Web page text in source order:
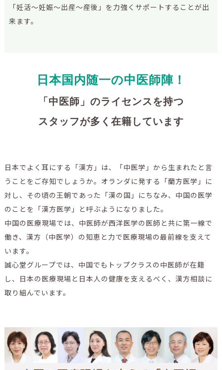
「妊活～妊娠～出産～産後」を力強くサポートすることが出
来ます。
日本国内随一の中医師陣！
「中医師」のライセンスを持つ
スタッフが多く在籍しています
日本でよく耳にする「漢方」は、「中医学」から生まれたと言
うことをご存知でしょうか。オランダに発する「蘭方医学」に
対し、その頃の王朝であった「漢の国」にちなみ、中国の医学
のことを「漢方医学」と呼ぶようになりました。
中国の医療現場では、中医師が西洋医学の医師と共に第一線で
働き、漢方（中医学）の知恵と力で医療現場の最前線を支えて
います。
誠心堂グループでは、中国でもトップクラスの中医師が在籍
し、日本の医療現場と日本人の健康を支えるべく、漢方相談に
取り組んでいます。